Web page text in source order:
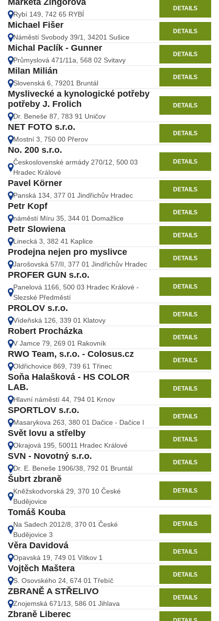
Markéta Žingorová
Rybí 149, 742 65 RYBÍ
DETAILS
Michael Fišer
Náměstí Svobody 39/1, 34201 Sušice
DETAILS
Michal Paclík - Gunner
Průmyslová 471/11a, 568 02 Svitavy
DETAILS
Milan Milián
Slovenská 6, 79201 Bruntál
DETAILS
Myslivecké a kynologické potřeby
potřeby J. Frolich
Dr. Beneše 87, 783 91 Uničov
DETAILS
NET FOTO s.r.o.
Mostní 3, 750 00 Přerov
DETAILS
No. 200 s.r.o.
Československé armády 270/12, 500 03
Hradec Králové
DETAILS
Pavel Körner
Panská 134, 377 01 Jindřichův Hradec
DETAILS
Petr Kopf
náměstí Míru 35, 344 01 Domažlice
DETAILS
Petr Slowiena
Linecká 3, 382 41 Kaplice
DETAILS
Prodejna nejen pro myslivce
Jarošovská 57/II, 377 01 Jindřichův Hradec
DETAILS
PROFER GUN s.r.o.
Panelová 1166, 500 03 Hradec Králové -
Slezské Předměstí
DETAILS
PROLOV s.r.o.
Vídeňská 126, 339 01 Klatovy
DETAILS
Robert Procházka
V Jamce 79, 269 01 Rakovník
DETAILS
RWO Team, s.r.o. - Colosus.cz
Oldřichovice 869, 739 61 Třinec
DETAILS
Soňa Halašková - HS COLOR
LAB.
Hlavní náměstí 44, 794 01 Krnov
DETAILS
SPORTLOV s.r.o.
Masarykova 263, 380 01 Dačice - Dačice I
DETAILS
Svět lovu a střelby
Okrajová 195, 50011 Hradec Králové
DETAILS
SVN - Novotný s.r.o.
Dr. E. Beneše 1906/38, 792 01 Bruntál
DETAILS
Šubrt zbraně
Kněžskodvorská 29, 370 10 České
Budějovice
DETAILS
Tomáš Kouba
Na Sadech 2012/8, 370 01 České
Budějovice 3
DETAILS
Věra Davidová
Opavská 19, 749 01 Vítkov 1
DETAILS
Vojtěch Maštera
S. Osovského 24, 674 01 Třebíč
DETAILS
ZBRANĚ A STŘELIVO
Znojemská 671/13, 586 01 Jihlava
DETAILS
Zbraně Liberec